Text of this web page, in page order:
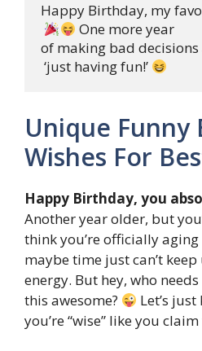
Happy Birthday, my
One more year
of making bad
‘just having fun!’
Unique Funny
Wishes For
Happy Birthday, you
Another year older, but
think you’re officially
maybe time just can’t
energy. But hey, who
this awesome?
Let’s
you’re “wise” like you